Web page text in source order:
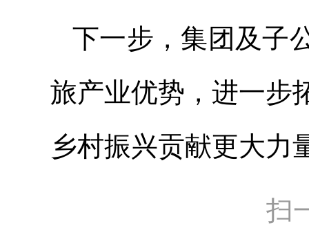
下一步，集团及子
旅产业优势，进一步
乡村振兴贡献更大力
扫